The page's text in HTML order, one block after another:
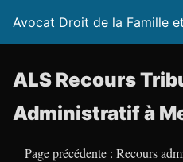
Avocat Droit de la Famille
ALS Recours
Administratif à
Page précédente : Recours